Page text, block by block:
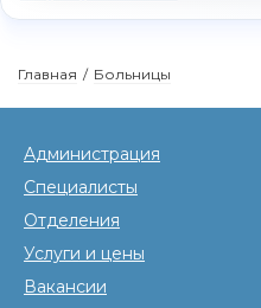
Главная / Больницы
Администрация
Специалисты
Отделения
Услуги и цены
Вакансии